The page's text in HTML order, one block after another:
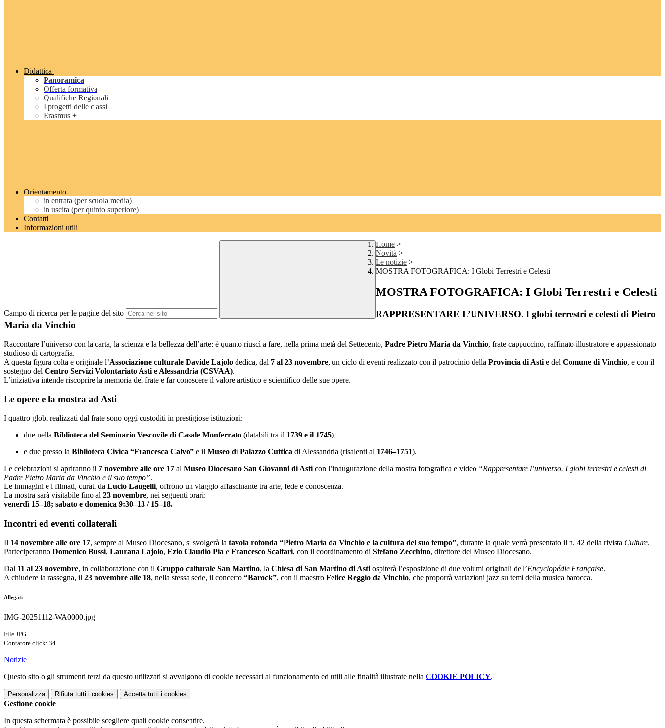
Didattica
Panoramica
Offerta formativa
Qualifiche Regionali
I progetti delle classi
Erasmus +
Orientamento
in entrata (per scuola media)
in uscita (per quinto superiore)
Contatti
Informazioni utili
Campo di ricerca per le pagine del sito
Home >
Novità >
Le notizie >
MOSTRA FOTOGRAFICA: I Globi Terrestri e Celesti
MOSTRA FOTOGRAFICA: I Globi Terrestri e Celesti
RAPPRESENTARE L’UNIVERSO. I globi terrestri e celesti di Pietro
Maria da Vinchio
Raccontare l’universo con la carta, la scienza e la bellezza dell’arte: è quanto riuscì a fare, nella prima metà del Settecento, Padre Pietro Maria da Vinchio, frate cappuccino, raffinato illustratore e appassionato
studioso di cartografia.
A questa figura colta e originale l’Associazione culturale Davide Lajolo dedica, dal 7 al 23 novembre, un ciclo di eventi realizzato con il patrocinio della Provincia di Asti e del Comune di Vinchio, e con il
sostegno del Centro Servizi Volontariato Asti e Alessandria (CSVAA).
L’iniziativa intende riscoprire la memoria del frate e far conoscere il valore artistico e scientifico delle sue opere.
Le opere e la mostra ad Asti
I quattro globi realizzati dal frate sono oggi custoditi in prestigiose istituzioni:
due nella Biblioteca del Seminario Vescovile di Casale Monferrato (databili tra il 1739 e il 1745),
e due presso la Biblioteca Civica “Francesca Calvo” e il Museo di Palazzo Cuttica di Alessandria (risalenti al 1746–1751).
Le celebrazioni si apriranno il 7 novembre alle ore 17 al Museo Diocesano San Giovanni di Asti con l’inaugurazione della mostra fotografica e video “Rappresentare l’universo. I globi terrestri e celesti di
Padre Pietro Maria da Vinchio e il suo tempo”.
Le immagini e i filmati, curati da Lucio Laugelli, offrono un viaggio affascinante tra arte, fede e conoscenza.
La mostra sarà visitabile fino al 23 novembre, nei seguenti orari:
venerdì 15–18; sabato e domenica 9:30–13 / 15–18.
Incontri ed eventi collaterali
Il 14 novembre alle ore 17, sempre al Museo Diocesano, si svolgerà la tavola rotonda “Pietro Maria da Vinchio e la cultura del suo tempo”, durante la quale verrà presentato il n. 42 della rivista Culture.
Parteciperanno Domenico Bussi, Laurana Lajolo, Ezio Claudio Pia e Francesco Scalfari, con il coordinamento di Stefano Zecchino, direttore del Museo Diocesano.
Dal 11 al 23 novembre, in collaborazione con il Gruppo culturale San Martino, la Chiesa di San Martino di Asti ospiterà l’esposizione di due volumi originali dell’Encyclopédie Française.
A chiudere la rassegna, il 23 novembre alle 18, nella stessa sede, il concerto “Barock”, con il maestro Felice Reggio da Vinchio, che proporrà variazioni jazz su temi della musica barocca.
Allegati
IMG-20251112-WA0000.jpg
File JPG
Contatore click: 34
Notizie
Questo sito o gli strumenti terzi da questo utilizzati si avvalgono di cookie necessari al funzionamento ed utili alle finalità illustrate nella COOKIE POLICY.
Personalizza Rifiuta tutti i cookies Accetta tutti i cookies
Gestione cookie
In questa schermata è possibile scegliere quali cookie consentire.